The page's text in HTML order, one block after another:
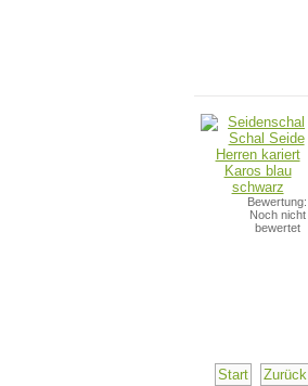
Bewertung:
Noch nicht
bewertet
Start Zurück